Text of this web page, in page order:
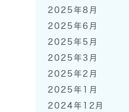
2025年8月
2025年6月
2025年5月
2025年3月
2025年2月
2025年1月
2024年12月